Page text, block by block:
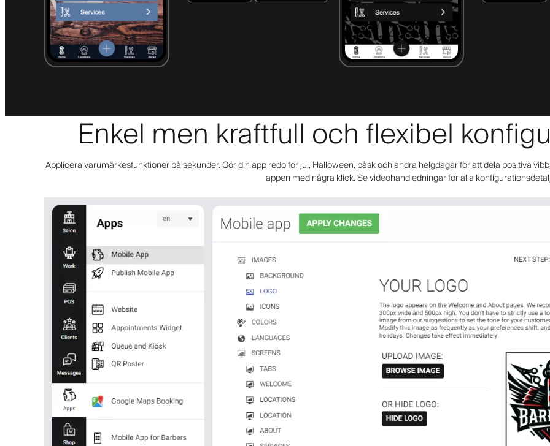
Enkel men kraftfull och flexibel
Applicera varumärkesfunktioner på sekunder. Gör din app redo för jul, Halloween, påsk och andra helgdagar för att dela positiva
appen med några klick. Se videohandledningar för alla